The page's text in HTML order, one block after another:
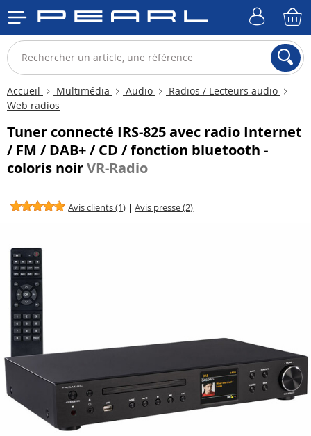
Accueil Multimédia Audio
Radios / Lecteurs audio
Web radios
Tuner connecté IRS-825 avec radio Internet
/ FM / DAB+ / CD / fonction bluetooth -
coloris noirVR-Radio
Avis clients (1) |Avis presse (2)